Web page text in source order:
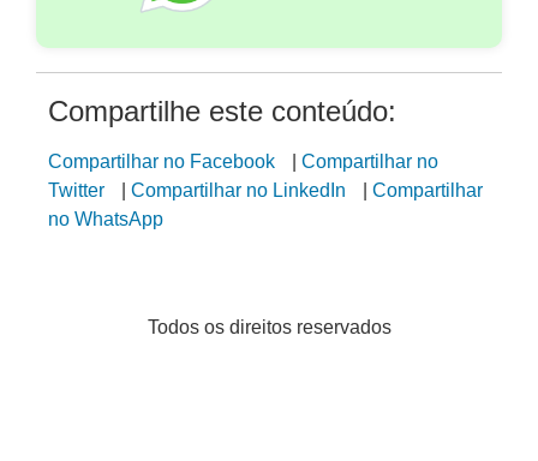
Compartilhe este conteúdo:
Compartilhar no Facebook | Compartilhar no
Twitter
| Compartilhar no LinkedIn | Compartilhar
no WhatsApp
Todos os direitos reservados